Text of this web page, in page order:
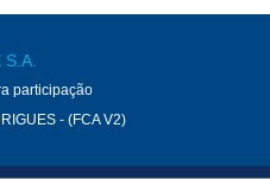
participação
- (FCA V2)